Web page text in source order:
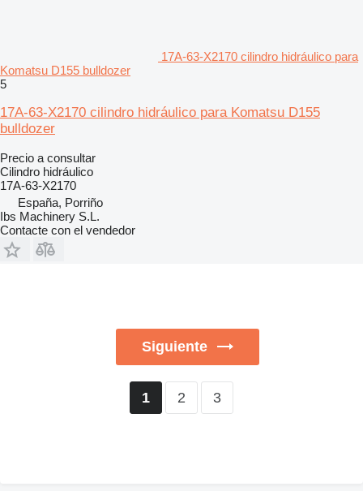
17A-63-X2170 cilindro hidráulico para
Komatsu D155 bulldozer
5
17A-63-X2170 cilindro hidráulico para Komatsu D155
bulldozer
Precio a consultar
Cilindro hidráulico
17A-63-X2170
España, Porriño
Ibs Machinery S.L.
Contacte con el vendedor
Siguiente
1 2 3